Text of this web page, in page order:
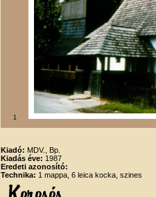
1
Kiadó: MDV., Bp.
Kiadás éve: 1987
Eredeti azonosító:
Technika: 1 mappa, 6 leica kocka, szines